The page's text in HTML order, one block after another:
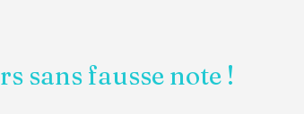
sans fausse note !